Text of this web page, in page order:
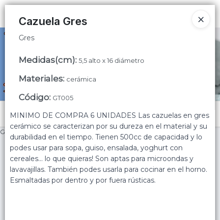
Gres
Cazuela Gres
Gres
Medidas(cm): 5,5 alto x 16 diámetro
Materiales: cerámica
Código: GT005
MINIMO DE COMPRA 6 UNIDADES Las cazuelas en gres
cerámico se caracterizan por su dureza en el material y su
durabilidad en el tiempo. Tienen 500cc de capacidad y lo
podes usar para sopa, guiso, ensalada, yoghurt con
cereales... lo que quieras! Son aptas para microondas y
lavavajillas. También podes usarla para cocinar en el horno.
Esmaltadas por dentro y por fuera rústicas.
CÓMO COMPRAR
QUIÉNES SOMOS
Menú
Gres
Lista vacía